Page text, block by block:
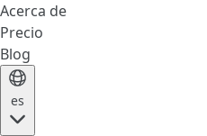
Acerca de
Precio
Blog
es